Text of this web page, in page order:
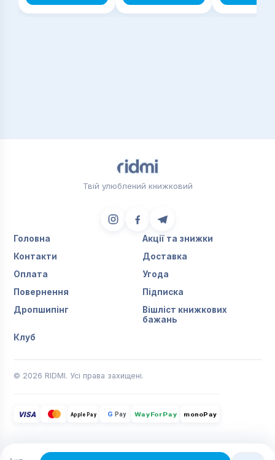
Твій улюблений книжковий
Головна
Акції та знижки
Контакти
Доставка
Оплата
Угода
Повернення
Підписка
Дропшипінг
Вішліст книжкових
бажань
Клуб
© 2026 RIDMI. Усі права захищені.
VISA Apple Pay G Pay WayForPay monoPay